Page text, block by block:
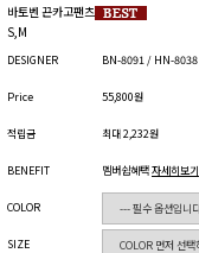
바토벤 끈카고팬츠
S,M
DESIGNER BN-8091 / HN-8038
Price 55,800원
적립금 최대 2,232원
BENEFIT 멤버쉽혜택자세히보기
COLOR
SIZE